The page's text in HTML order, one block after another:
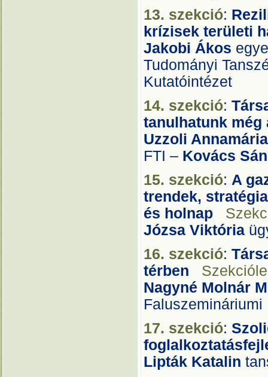
13. szekció:
krízisek területi
Jakobi Ákos
Tudományi
Kutatóintézet
14. szekció:
tanulhatunk
Uzzoli Annamária
FTI – Kovács
15. szekció: A
trendek,
és holnap
Józsa Viktória
16. szekció:
térben
Nagyné Molnár
17. szekció:
Lipták Katalin